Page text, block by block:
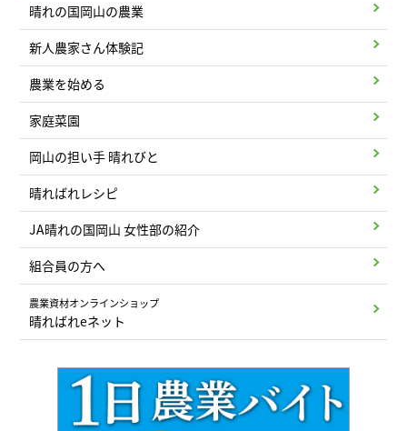
晴れの国岡山の農業
新人農家さん体験記
農業を始める
家庭菜園
岡山の担い手 晴れびと
晴ればれレシピ
JA晴れの国岡山 女性部の紹介
組合員の方へ
農業資材オンラインショップ
晴ればれeネット